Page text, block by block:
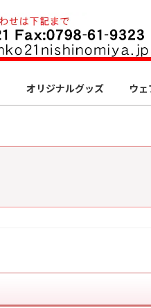
オリジナルグッズ ウ